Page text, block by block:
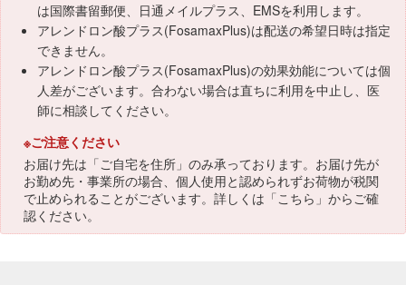
は国際書留郵便、日通メイルプラス、EMSを利用します。
アレンドロン酸プラス(FosamaxPlus)は配送の希望日時は指定
できません。
アレンドロン酸プラス(FosamaxPlus)の効果効能については個
人差がございます。合わない場合は直ちに利用を中止し、医
師に相談してください。
※ご注意ください
お届け先は「ご自宅を住所」のみ承っております。お届け先が
お勤め先・事業所の場合、個人使用と認められずお荷物が税関
で止められることがございます。詳しくは「こちら 」からご確
認ください。